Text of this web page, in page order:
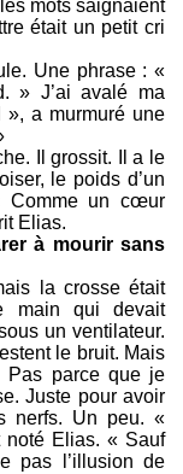
mots saignaient
était un petit cri
Une phrase : «
» J’ai avalé ma
», a murmuré une
Il grossit. Il a le
le poids d’un
Comme un cœur
Elias.
à mourir sans
la crosse était
main qui devait
un ventilateur.
le bruit. Mais
Pas parce que je
Juste pour avoir
nerfs. Un peu. «
noté Elias. « Sauf
pas l’illusion de